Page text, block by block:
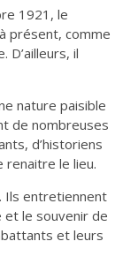
1921, le
présent, comme
D’ailleurs, il
nature paisible
de nombreuses
d’historiens
renaitre le lieu.
Ils entretiennent
le souvenir de
et leurs